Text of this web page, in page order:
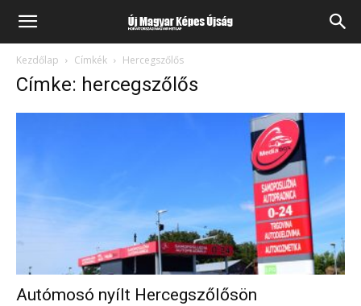
Kezdőlap Címkék Hercegszőlős
Címke: hercegszőlős
Autómosó nyílt Hercegszőlősön